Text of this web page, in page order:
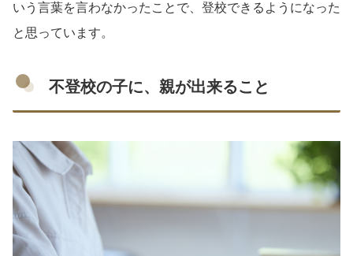
いう言葉を言わなかったことで、登校できるようになった
と思っています。
不登校の子に、親が出来ること